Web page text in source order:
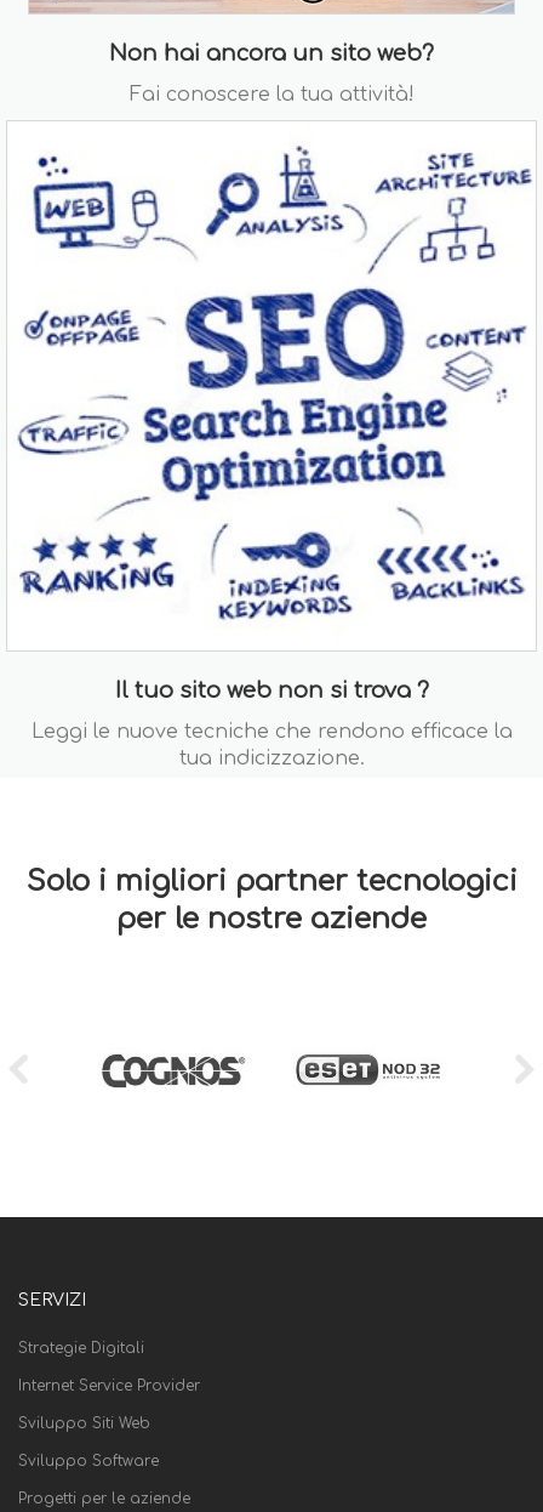
Non hai ancora un sito web?
Fai conoscere la tua attività!
Il tuo sito web non si trova ?
Leggi le nuove tecniche che rendono efficace la
tua indicizzazione.
Solo i migliori partner tecnologici
per le nostre aziende
SERVIZI
Strategie Digitali
Internet Service Provider
Sviluppo Siti Web
Sviluppo Software
Progetti per le aziende